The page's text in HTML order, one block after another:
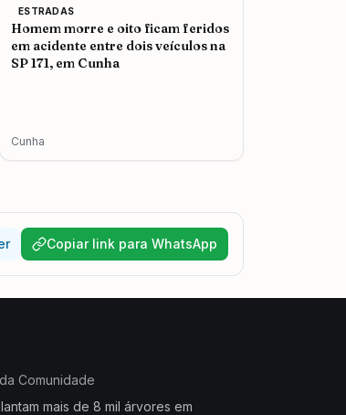
ESTRADAS
Homem morre e oito ficam feridos
em acidente entre dois veículos na
SP 171, em Cunha
Cunha
Copiar link para WhatsApp
Comunidade
mais de 8 mil árvores em